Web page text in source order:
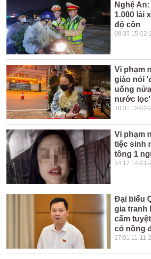
Nghệ
1.000 lái
độ cồn
08:35 15-02-
Vi phạm
giáo nói
uống
nước lọc'
10:31 12-02-
Vi phạm
tiệc sinh
tông 1
14:17 14-01-
Đại biểu
gia tranh
cấm
có nồng
17:01 11-11-